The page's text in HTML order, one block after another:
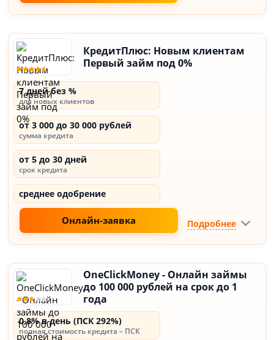
КредитПлюс: Новым клиентам
Первый займ под 0%
7 дней без %
для новых клиентов
от 3 000 до 30 000 рублей
сумма кредита
от 5 до 30 дней
срок кредита
среднее одобрение
Онлайн-заявка Подробнее
OneClickMoney - Онлайн займы
до 100 000 рублей на срок до 1
года
0,8% в день (ПСК 292%)
полная стоимость кредита – ПСК